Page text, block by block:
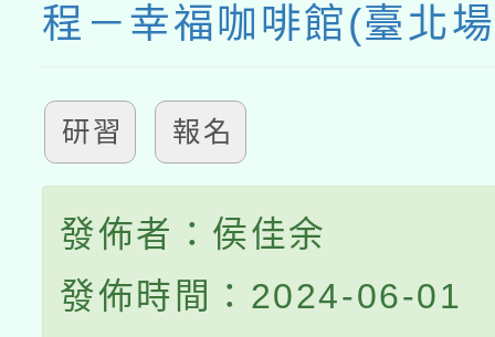
程－幸福咖啡館(臺北
研習 報名
發佈者：侯佳余
發佈時間：2024-06-01